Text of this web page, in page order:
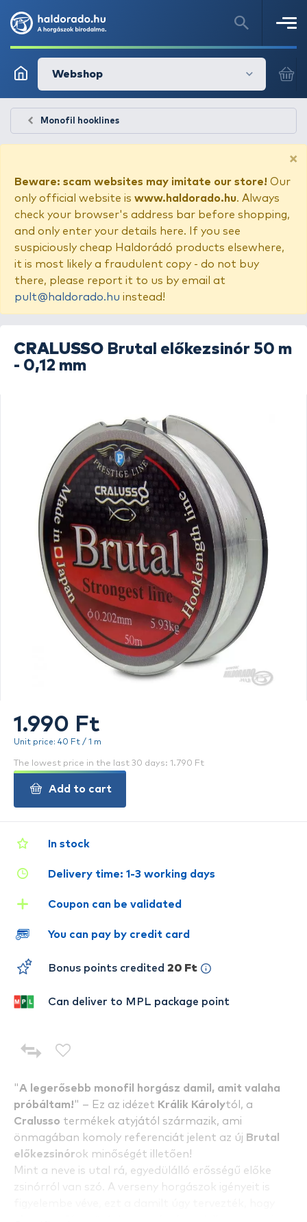
Webshop
Monofil hooklines
×
Beware: scam websites may imitate our store! Our
only official website is www.haldorado.hu. Always
check your browser's address bar before shopping,
and only enter your details here. If you see
suspiciously cheap Haldorádó products elsewhere,
it is most likely a fraudulent copy - do not buy
there, please report it to us by email at
pult@haldorado.hu instead!
CRALUSSO Brutal előkezsinór 50 m
- 0,12 mm
"A legerősebb monofil horgász damil, amit valaha
próbáltam!" – Ez az idézet Králik Károlytól, a
Cralusso termékek atyjától származik, ami
önmagában komoly referenciát jelent az új Brutal
előkezsinórok minőségét illetően!
Mint a neve is utal rá, egyedülálló erősségű előke
zsinórról van szó. A verseny horgászok igényeit is
In stock
Delivery time: 1-3 working days
Coupon can be validated
You can pay by credit card
Bonus points credited 20 Ft
Can deliver to MPL package point
1.990 Ft
Unit price: 40 Ft / 1 m
The lowest price in the last 30 days: 1.790 Ft
Add to cart